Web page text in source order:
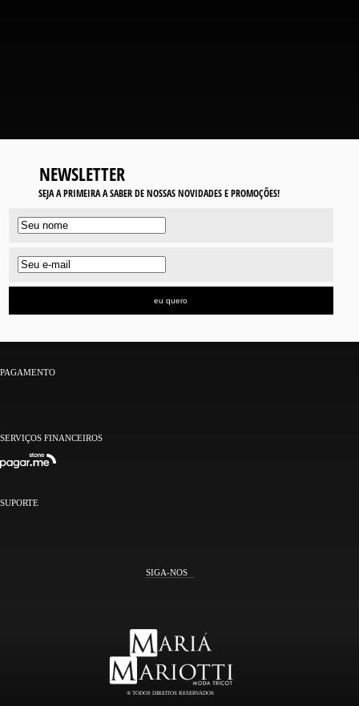
NEWSLETTER
SEJA A PRIMEIRA A SABER DE NOSSAS NOVIDADES E PROMOÇÕES!
eu quero
PAGAMENTO
SERVIÇOS FINANCEIROS
SUPORTE
® TODOS DIREITOS RESERVADOS